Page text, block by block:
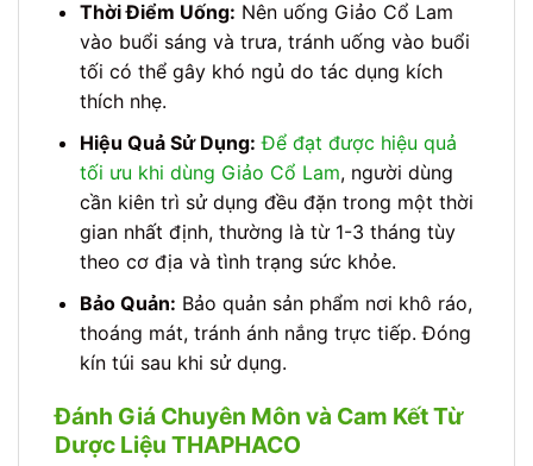
Thời Điểm Uống: Nên uống Giảo Cổ Lam
vào buổi sáng và trưa, tránh uống vào buổi
tối có thể gây khó ngủ do tác dụng kích
thích nhẹ.
Hiệu Quả Sử Dụng: Để đạt được hiệu quả
tối ưu khi dùng Giảo Cổ Lam, người dùng
cần kiên trì sử dụng đều đặn trong một thời
gian nhất định, thường là từ 1-3 tháng tùy
theo cơ địa và tình trạng sức khỏe.
Bảo Quản: Bảo quản sản phẩm nơi khô ráo,
thoáng mát, tránh ánh nắng trực tiếp. Đóng
kín túi sau khi sử dụng.
Đánh Giá Chuyên Môn và Cam Kết Từ
Dược Liệu THAPHACO